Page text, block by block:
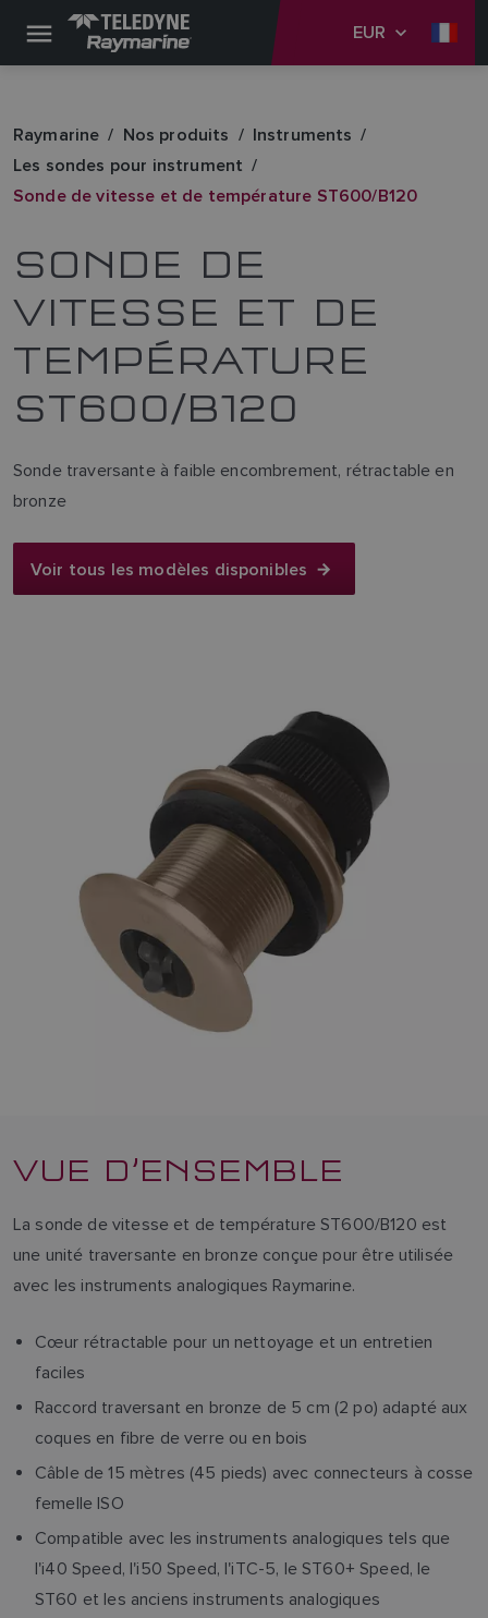
EUR
Raymarine Nos produits
Instruments
Les sondes pour instrument
Sonde de vitesse et de température ST600/B120
SONDE DE
VITESSE ET DE
TEMPÉRATURE
ST600/B120
Sonde traversante à faible encombrement, rétractable en
bronze
Voir tous les modèles disponibles
VUE D’ENSEMBLE
La sonde de vitesse et de température ST600/B120 est
une unité traversante en bronze conçue pour être utilisée
avec les instruments analogiques Raymarine.
Cœur rétractable pour un nettoyage et un entretien
faciles
Raccord traversant en bronze de 5 cm (2 po) adapté aux
coques en fibre de verre ou en bois
Câble de 15 mètres (45 pieds) avec connecteurs à cosse
femelle ISO
Compatible avec les instruments analogiques tels que
l'i40 Speed, l'i50 Speed, l'iTC-5, le ST60+ Speed, le
ST60 et les anciens instruments analogiques